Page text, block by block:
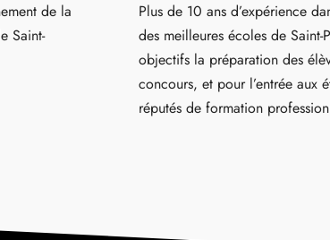
de la
Saint-
Plus de 10 ans d’expérience
des meilleures écoles de
objectifs la préparation des
concours, et pour l’entrée aux
réputés de formation